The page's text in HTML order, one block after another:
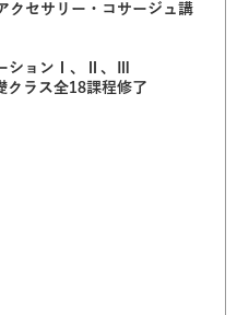
クセサリー・コサージュ講
ションⅠ、Ⅱ、Ⅲ
クラス全18課程修了